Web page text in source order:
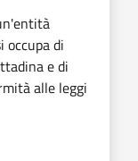
di
e di
alle leggi